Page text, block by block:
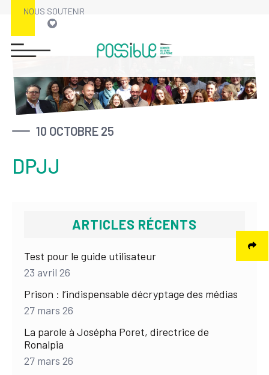
Skip
content
NOUS SOUTENIR
10 OCTOBRE 25
DPJJ
ARTICLES RÉCENTS
Test pour le guide utilisateur
23 avril 26
Prison : l’indispensable décryptage des médias
27 mars 26
La parole à Josépha Poret, directrice de
Ronalpia
27 mars 26